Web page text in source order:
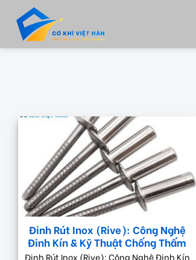
content
Đinh Rút Inox (Rive): Công Nghệ
Đinh Kín & Kỹ Thuật Chống Thấm
Đinh Rút Inox (Rive): Công Nghệ Đinh Kín